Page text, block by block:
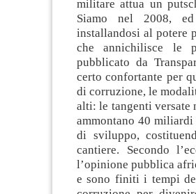
militare attua un
Siamo nel 2008,
installandosi al potere
che annichilisce le
pubblicato da
certo confortante per
di corruzione, le
alti: le tangenti
ammontano 40
di sviluppo,
cantiere. Secondo
l’opinione pubblica
e sono finiti i tempi